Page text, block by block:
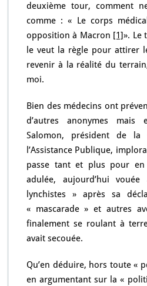
deuxième tour, comment
comme : « Le corps
opposition à Macron [1]». Le
le veut la règle pour attirer
revenir à la réalité du
moi.
Bien des médecins ont
d’autres anonymes mais
Salomon, président de la
l’Assistance Publique,
passe tant et plus pour
adulée, aujourd’hui
lynchistes » après sa
« mascarade » et autres
finalement se roulant à
avait secouée.
Qu’en déduire, hors toute «
en argumentant sur la «